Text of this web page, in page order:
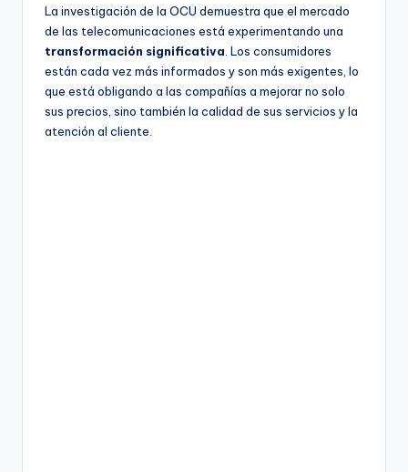
La investigación de la OCU demuestra que el mercado
de las telecomunicaciones está experimentando una
transformación significativa . Los consumidores
están cada vez más informados y son más exigentes, lo
que está obligando a las compañías a mejorar no solo
sus precios, sino también la calidad de sus servicios y la
atención al cliente.